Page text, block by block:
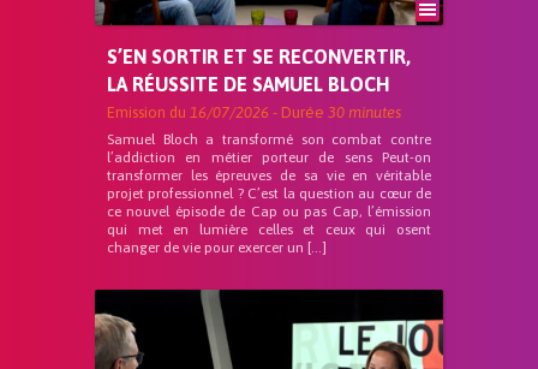
S’EN SORTIR ET SE RECONVERTIR,
LA RÉUSSITE DE SAMUEL BLOCH
Emission du 16/07/2026 - Durée 30 minutes
Samuel Bloch a transformé son combat contre
l’addiction en métier porteur de sens Peut-on
transformer les épreuves de sa vie en véritable
projet professionnel ? C’est la question au cœur de
ce nouvel épisode de Cap ou pas Cap, l’émission
qui met en lumière celles et ceux qui osent
changer de vie pour exercer un […]